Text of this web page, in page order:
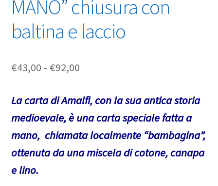
MANO” chiusura con
baltina e laccio
€43,00 - €92,00Fascia
prezzo:
da
€43,00
a
La carta di Amalfi, con la sua antica storia
medioevale, è una carta speciale fatta a
mano, chiamata localmente “bambagina”,
ottenuta da una miscela di cotone, canapa
e lino.